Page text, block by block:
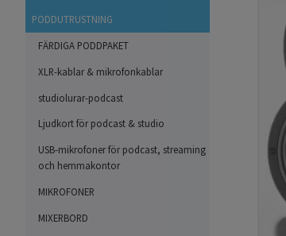
PODDUTRUSTNING
FÄRDIGA PODDPAKET
XLR-kablar & mikrofonkablar
studiolurar-podcast
Ljudkort för podcast & studio
USB-mikrofoner för podcast, streaming
och hemmakontor
MIKROFONER
MIXERBORD